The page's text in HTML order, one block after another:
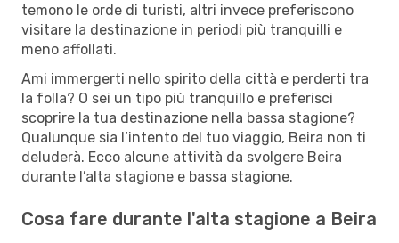
temono le orde di turisti, altri invece preferiscono
visitare la destinazione in periodi più tranquilli e
meno affollati.
Ami immergerti nello spirito della città e perderti tra
la folla? O sei un tipo più tranquillo e preferisci
scoprire la tua destinazione nella bassa stagione?
Qualunque sia l’intento del tuo viaggio, Beira non ti
deluderà. Ecco alcune attività da svolgere Beira
durante l’alta stagione e bassa stagione.
Cosa fare durante l'alta stagione a Beira